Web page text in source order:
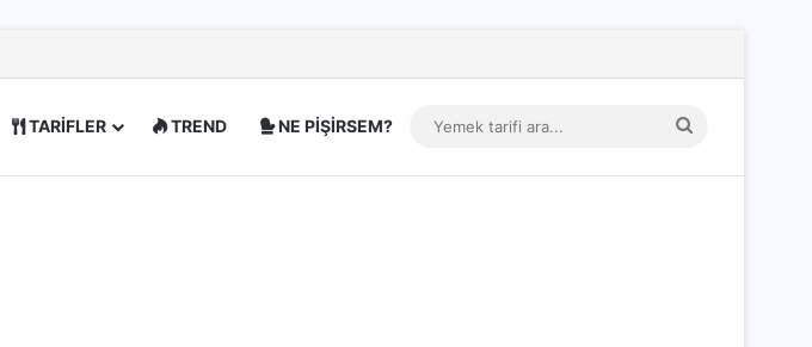
TARİFLER TREND NE PİŞİRSEM?